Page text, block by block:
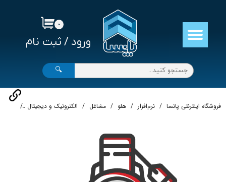
ورود / ثبت نام
حساب کاربری من
تغییر گذر واژه
سفارشات
خروج از حساب کاربری
۰
🔍
فروشگاه اینترنتی پانسا نرم‌افزار هلو مشاغل الکترونیک و دیجیتال